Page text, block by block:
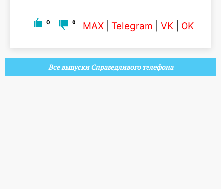
0 0 MAX Telegram VK OK
Все выпуски Справедливого телефона